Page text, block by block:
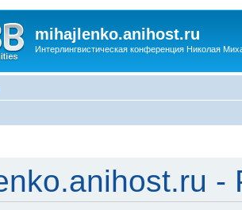
mihajlenko.anihost.ru
Интерлингвистическая конференция Николая
-